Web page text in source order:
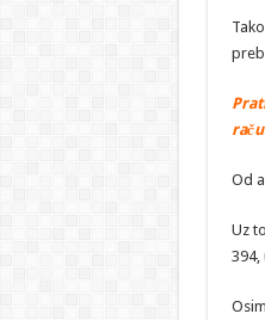
Od
Uz
394,